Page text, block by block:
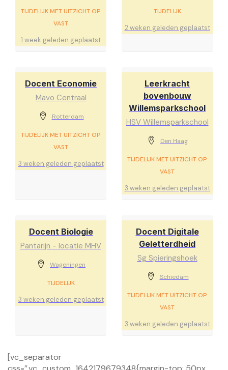
TIJDELIJK MET UITZICHT OP
VAST
1 week geleden geplaatst
TIJDELIJK
2 weken geleden geplaatst
Docent Economie
Mavo Centraal
Rotterdam
TIJDELIJK MET UITZICHT OP
VAST
3 weken geleden geplaatst
Leerkracht
bovenbouw
Willemsparkschool
HSV Willemsparkschool
Den Haag
TIJDELIJK MET UITZICHT OP
VAST
3 weken geleden geplaatst
Docent Biologie
Pantarijn - locatie MHV
Wageningen
TIJDELIJK
3 weken geleden geplaatst
Docent Digitale
Geletterdheid
Sg Spieringshoek
Schiedam
TIJDELIJK MET UITZICHT OP
VAST
3 weken geleden geplaatst
[vc_separator